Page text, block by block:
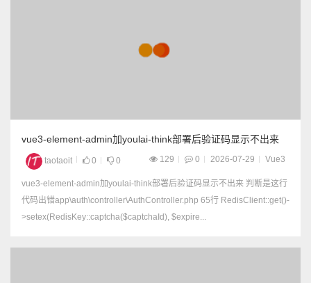
vue3-element-admin加youlai-think部署后验证码显示不出来
taotaoit 0 0 129 0 2026-07-29 Vue3
vue3-element-admin加youlai-think部署后验证码显示不出来 判断是这行
代码出错app\auth\controller\AuthController.php 65行 RedisClient::get()-
>setex(RedisKey::captcha($captchaId), $expire...